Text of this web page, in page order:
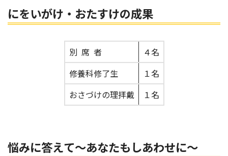
にをいがけ・おたすけの成果
別 席 者
４名
修養科修了生
１名
おさづけの理拝戴
１名
悩みに答えて～あなたもしあわせに～